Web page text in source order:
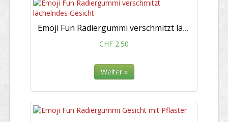
Emoji Fun Radiergummi verschmitzt lächelndes Gesicht
CHF 2.50
Weiter »